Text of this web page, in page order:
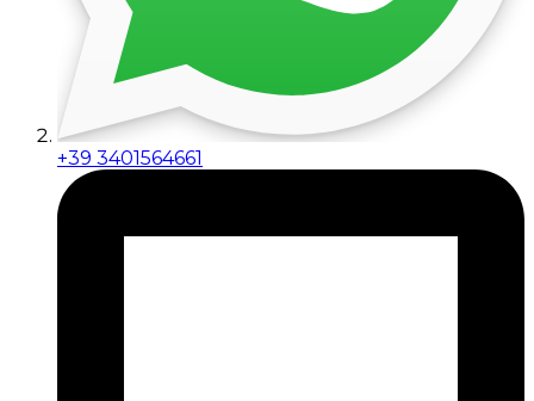
+39 3401564661